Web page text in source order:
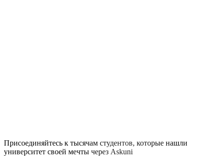
Присоединяйтесь к тысячам студентов, которые нашли
университет своей мечты через Askuni